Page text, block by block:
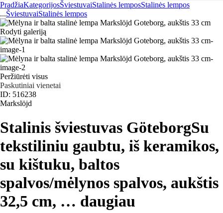
PradžiaKategorijosŠviestuvaiStalinės lemposStalinės lempos
...ŠviestuvaiStalinės lempos
Rodyti galeriją
Peržiūrėti visus
Paskutiniai vienetai
ID: 516238
Markslöjd
Stalinis šviestuvas GöteborgSu
tekstiliniu gaubtu, iš keramikos,
su kištuku, baltos
spalvos/mėlynos spalvos, aukštis
32,5 cm, … daugiau